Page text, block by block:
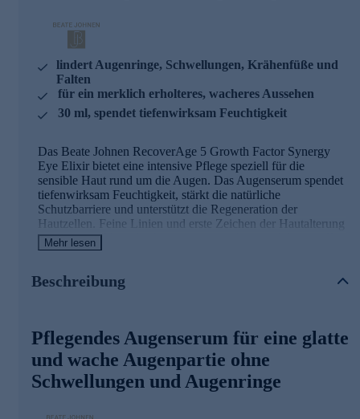
lindert Augenringe, Schwellungen, Krähenfüße und
Falten
für ein merklich erholteres, wacheres Aussehen
30 ml, spendet tiefenwirksam Feuchtigkeit
Das Beate Johnen RecoverAge 5 Growth Factor Synergy
Eye Elixir bietet eine intensive Pflege speziell für die
sensible Haut rund um die Augen. Das Augenserum spendet
tiefenwirksam Feuchtigkeit, stärkt die natürliche
Schutzbarriere und unterstützt die Regeneration der
Hautzellen. Feine Linien und erste Zeichen der Hautalterung
werden gemildert, die Augenpartie erscheint sichtbar straffer
und glatter. Durch seine antioxidativen und beruhigenden
sorgt für ein frisches, waches Aussehen. Die leichte,
Der Hauptinhaltsstoff des Augenserums und
seine Wirkweise
PEP-EYE
Mehr lesen
Beschreibung
Pflegendes Augenserum für eine glatte
und wache Augenpartie ohne
Schwellungen und Augenringe